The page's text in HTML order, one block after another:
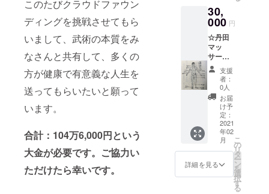
このたびクラウドファウン
ディングを挑戦させてもら
いまして、武術の本質をみ
なさんと共有して、多くの
方が健康で有意義な人生を
送ってもらいたいと願って
います。
合計：104万6,000円という
大金が必要です。ご協力い
ただけたら幸いです。
での参
加可能
講座時
間は1時
間程度
の予定
★20名
以上超
える場
合は、
ご連絡
下さい
＊日程
(2021年
2月上旬
頃から
八卦
掌、太
極拳な
ど、ご
要望を
承りま
す ★複
数名で
の参加
可能で
す ★講
座時間
は2時間
程度の
予定
★20名
以上超
30,
000 円
☆丹田
マッ
サージ
と内臓
スト
レッチ
自然門
武術の
一つ内
臓のト
レーニ
ング。
内臓を
嬉しく
て優し
支援
者：
0人
お届
け予
定：
2021
年02
月
詳細を見る
こ
の
リ
タ
ー
ン
を
選
択
す
る